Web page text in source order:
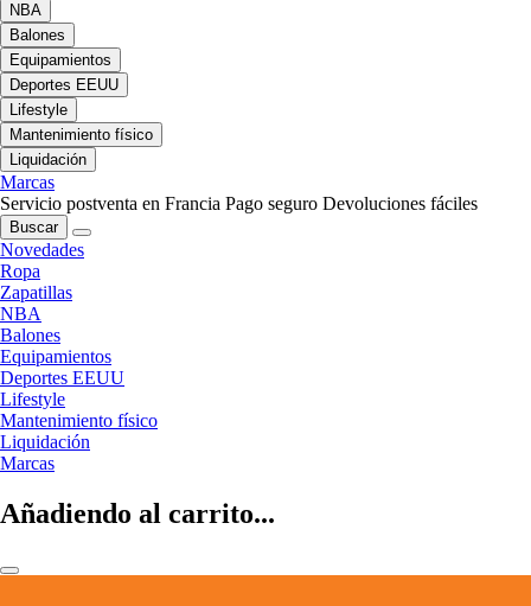
NBA
Balones
Equipamientos
Deportes EEUU
Lifestyle
Mantenimiento físico
Liquidación
Marcas
Servicio postventa en Francia Pago seguro Devoluciones fáciles
Buscar
Novedades
Ropa
Zapatillas
NBA
Balones
Equipamientos
Deportes EEUU
Lifestyle
Mantenimiento físico
Liquidación
Marcas
Añadiendo al carrito...